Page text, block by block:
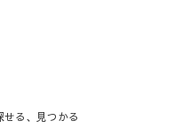
る、見つかる